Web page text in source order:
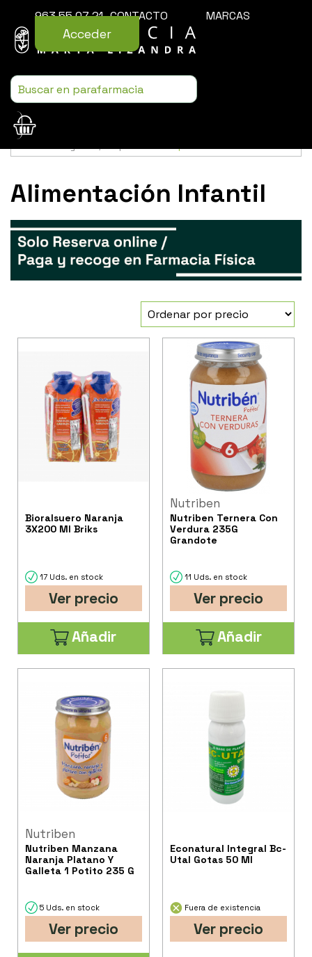
963 55 07 21 CONTACTO MARCAS
Acceder
Usamos cookies para mejorar la experiencia de la web. Si sigues
Alimentación Infantil
Bioralsuero Naranja
3X200 Ml Briks
17 Uds. en stock
Ver precio
Añadir
Nutriben
Nutriben Ternera Con
Verdura 235G
Grandote
11 Uds. en stock
Ver precio
Añadir
Nutriben
Nutriben Manzana
Naranja Platano Y
Galleta 1 Potito 235 G
5 Uds. en stock
Ver precio
Econatural Integral Bc-
Utal Gotas 50 Ml
Fuera de existencia
Ver precio